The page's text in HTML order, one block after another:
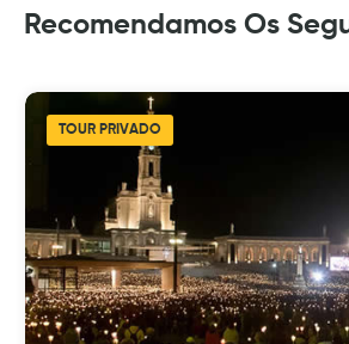
Recomendamos Os
TOUR PRIVADO